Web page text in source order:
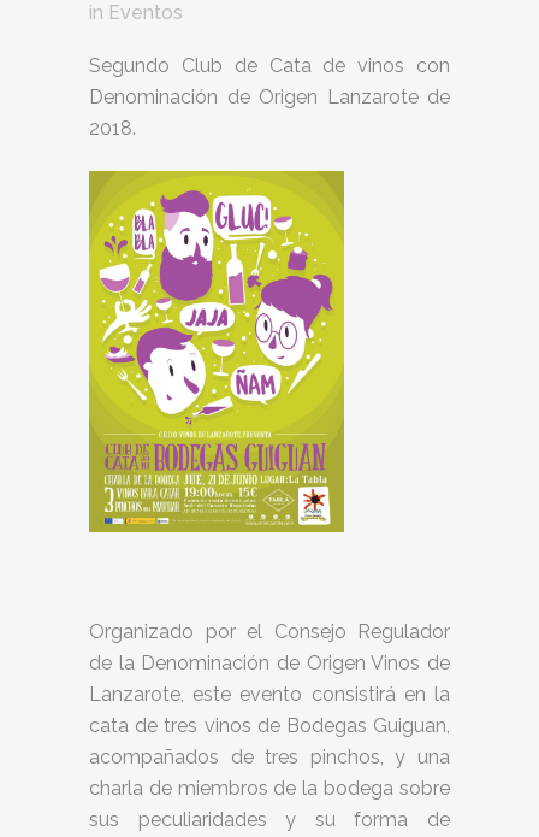
in Eventos
Segundo Club de Cata de vinos con
Denominación de Origen Lanzarote de
2018.
Organizado por el Consejo Regulador
de la Denominación de Origen Vinos de
Lanzarote, este evento consistirá en la
cata de tres vinos de Bodegas Guiguan,
acompañados de tres pinchos, y una
charla de miembros de la bodega sobre
sus peculiaridades y su forma de